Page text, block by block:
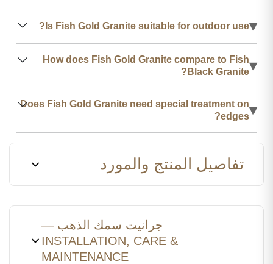
▾
Is Fish Gold Granite suitable for outdoor use?
▾
How does Fish Gold Granite compare to Fish
Black Granite?
▾
Does Fish Gold Granite need special treatment on
edges?
تفاصيل المنتج والمورد
جرانيت سمك الذهب —
INSTALLATION, CARE &
MAINTENANCE